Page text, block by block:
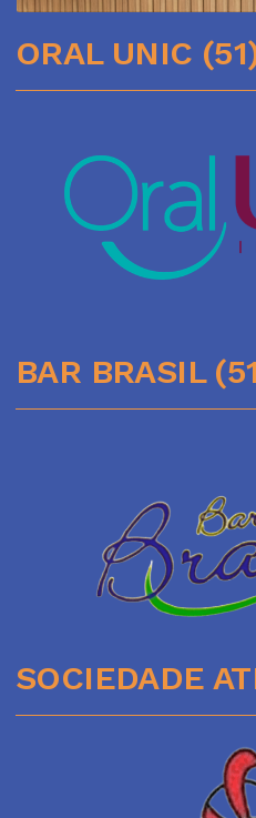
ORAL UNIC
BAR BRASIL